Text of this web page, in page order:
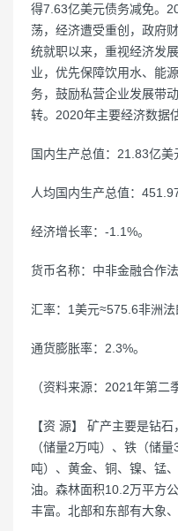
得7.63亿美元债务减免。
荡，经济遭受重创，政府
统就职以来，重视经济发
业，优先保障饮用水、能
务，鼓励私营企业发展带
转。2020年主要经济数据
国内生产总值：21.83亿美
人均国内生产总值：451.97
经济增长率：-1.1%。
货币名称：中非金融合作
汇率：1美元≈575.6非洲法
通货膨胀率：2.3%。
（资料来源：2021年第二
【资 源】 矿产主要是钻
（储量2万吨）、铁（储
吨）、黄金、铜、镍、锰
油。森林面积10.2万平方
丰富。北部和东部有大象